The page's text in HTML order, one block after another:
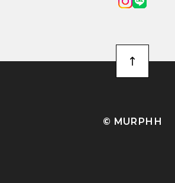
©︎ MURPHH